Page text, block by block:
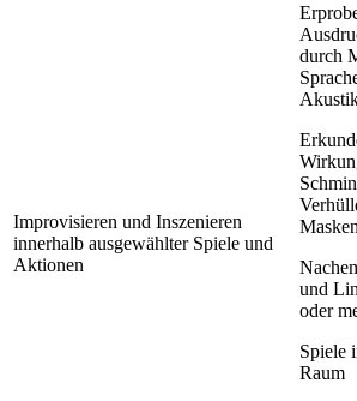
Improvisieren und Inszenieren
innerhalb ausgewählter Spiele und
Aktionen
durch
Masken
und
oder
Spiele
Raum